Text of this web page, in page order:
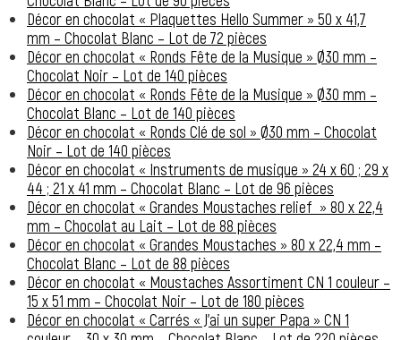
Décor en chocolat « Plaquettes Hello Summer » 50 x 41,7
mm – Chocolat Blanc – Lot de 72 pièces
Décor en chocolat « Ronds Fête de la Musique » Ø30 mm –
Chocolat Noir – Lot de 140 pièces
Décor en chocolat « Ronds Fête de la Musique » Ø30 mm –
Chocolat Blanc – Lot de 140 pièces
Décor en chocolat « Ronds Clé de sol » Ø30 mm – Chocolat
Noir – Lot de 140 pièces
Décor en chocolat « Instruments de musique » 24 x 60 ; 29 x
44 ; 21 x 41 mm – Chocolat Blanc – Lot de 96 pièces
Décor en chocolat « Grandes Moustaches relief » 80 x 22,4
mm – Chocolat au Lait – Lot de 88 pièces
Décor en chocolat « Grandes Moustaches » 80 x 22,4 mm –
Chocolat Blanc – Lot de 88 pièces
Décor en chocolat « Moustaches Assortiment CN 1 couleur –
15 x 51 mm – Chocolat Noir – Lot de 180 pièces
Décor en chocolat « Carrés « J’ai un super Papa » CN 1